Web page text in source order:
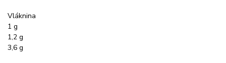
Vláknina
1 g
1,2 g
3,6 g